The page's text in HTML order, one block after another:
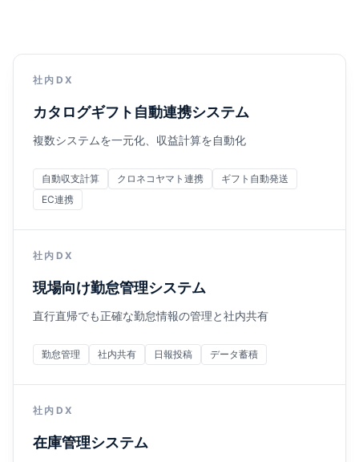
社内DX
カタログギフト自動連携システム
複数システムを一元化、収益計算を自動化
自動収支計算 クロネコヤマト連携
ギフト自動発送
EC連携
社内DX
現場向け勤怠管理システム
直行直帰でも正確な勤怠情報の管理と社内共有
勤怠管理 社内共有 日報投稿 データ蓄積
社内DX
在庫管理システム